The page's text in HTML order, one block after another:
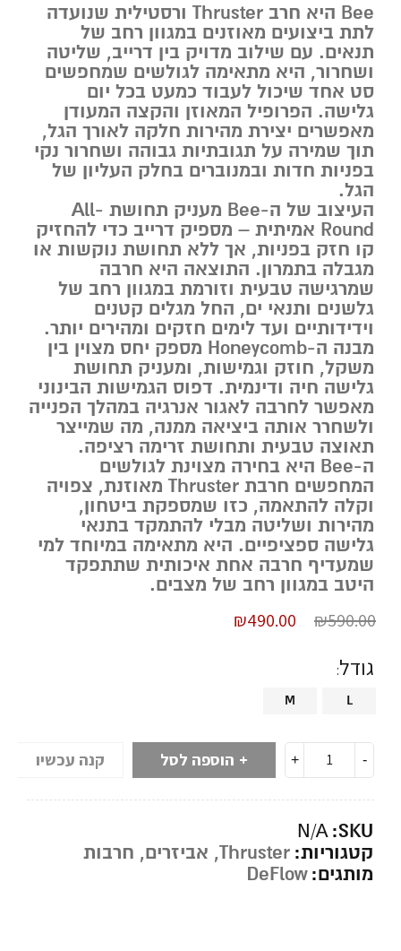
Bee
היא חרב Thruster ורסטילית שנועדה
לתת ביצועים מאוזנים במגוון רחב של
תנאים. עם שילוב מדויק בין דרייב, שליטה
ושחרור, היא מתאימה לגולשים שמחפשים
סט אחד שיכול לעבוד כמעט בכל יום
גלישה. הפרופיל המאוזן והקצה המעודן
מאפשרים יצירת מהירות חלקה לאורך הגל,
תוך שמירה על תגובתיות גבוהה ושחרור נקי
בפניות חדות ובמנוברים בחלק העליון של
הגל.
העיצוב של ה-Bee מעניק תחושת
All-
Round אמיתית – מספיק דרייב כדי להחזיק
קו חזק בפניות, אך ללא תחושת נוקשות או
מגבלה בתמרון. התוצאה היא חרבה
שמרגישה טבעית וזורמת במגוון רחב של
גלשנים ותנאי ים, החל מגלים קטנים
וידידותיים ועד לימים חזקים ומהירים יותר.
מבנה ה-Honeycomb מספק יחס מצוין בין
משקל, חוזק וגמישות, ומעניק תחושת
גלישה חיה ודינמית. דפוס הגמישות הבינוני
מאפשר לחרבה לאגור אנרגיה במהלך הפנייה
ולשחרר אותה ביציאה ממנה, מה שמייצר
תאוצה טבעית ותחושת זרימה רציפה.
ה-Bee היא בחירה מצוינת לגולשים
המחפשים חרבת Thruster מאוזנת, צפויה
וקלה להתאמה, כזו שמספקת ביטחון,
מהירות ושליטה מבלי להתמקד בתנאי
גלישה ספציפיים. היא מתאימה במיוחד למי
שמעדיף חרבה אחת איכותית שתתפקד
היטב במגוון רחב של מצבים.
₪590.00
₪490.00
גודל
L
M
הוספה לסל קנה עכשיו
SKU:
N/A
קטגוריות: Thruster
, אביזרים, חרבות
מותגים: DeFlow